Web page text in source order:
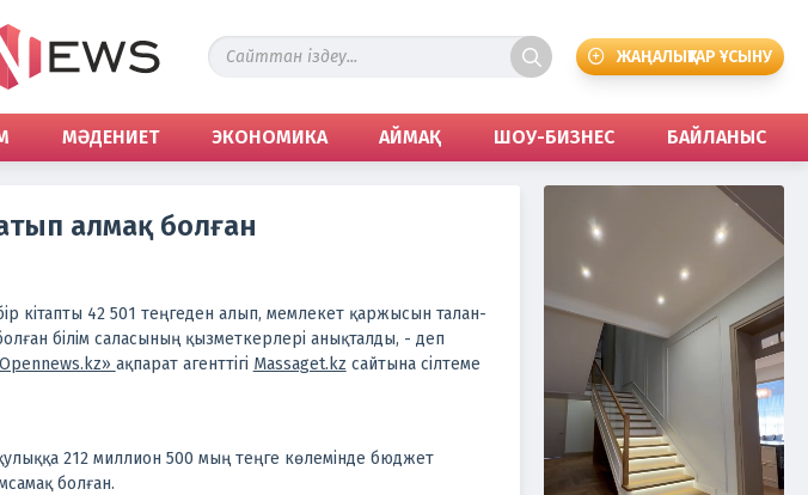
ЖАҢАЛЫҚТАР ҰСЫНУ
МӘДЕНИЕТ ЭКОНОМИКА АЙМАҚ ШОУ-БИЗНЕС БАЙЛАНЫС
алмақ болған
кітапты 42 501 теңгеден алып, мемлекет қаржысын талан-
білім саласының қызметкерлері анықталды, - деп
ақпарат агенттігі Massaget.kz сайтына сілтеме
212 миллион 500 мың теңге көлемінде бюджет
болған.